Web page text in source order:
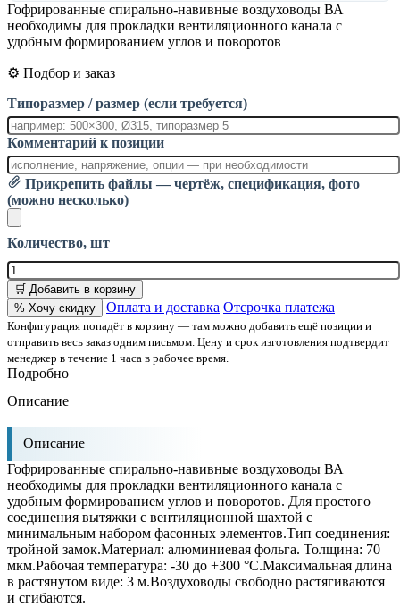
Гофрированные спирально-навивные воздуховоды ВА
необходимы для прокладки вентиляционного канала с
удобным формированием углов и поворотов
⚙️ Подбор и заказ
Типоразмер / размер (если требуется)
Комментарий к позиции
Прикрепить файлы — чертёж, спецификация, фото
(можно несколько)
Количество, шт
🛒 Добавить в корзину
% Хочу скидку
Оплата и доставка Отсрочка платежа
Конфигурация попадёт в корзину — там можно добавить ещё позиции и
отправить весь заказ одним письмом. Цену и срок изготовления подтвердит
менеджер в течение 1 часа в рабочее время.
Подробно
Описание
Описание
Гофрированные спирально-навивные воздуховоды ВА
необходимы для прокладки вентиляционного канала с
удобным формированием углов и поворотов. Для простого
соединения вытяжки с вентиляционной шахтой с
минимальным набором фасонных элементов.Тип соединения:
тройной замок.Материал: алюминиевая фольга. Толщина: 70
мкм.Рабочая температура: -30 до +300 °С.Максимальная длина
в растянутом виде: 3 м.Воздуховоды свободно растягиваются
и сгибаются.